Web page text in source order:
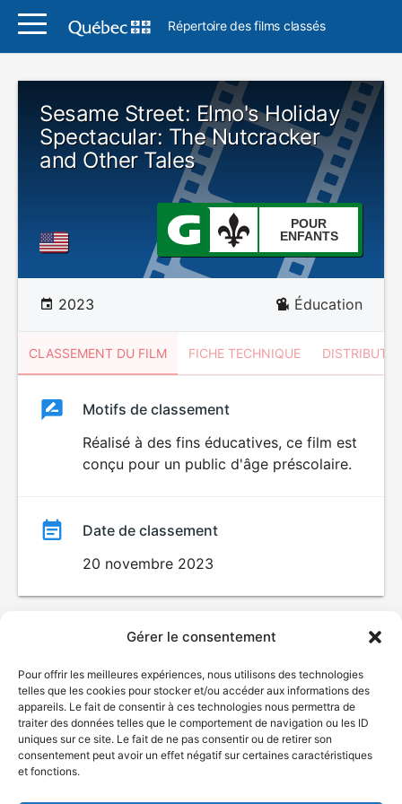
Gérer le consentement
Pour offrir les meilleures expériences, nous utilisons des technologies
telles que les cookies pour stocker et/ou accéder aux informations des
appareils. Le fait de consentir à ces technologies nous permettra de
traiter des données telles que le comportement de navigation ou les ID
uniques sur ce site. Le fait de ne pas consentir ou de retirer son
consentement peut avoir un effet négatif sur certaines caractéristiques
et fonctions.
Répertoire des films classés
Sesame Street: Elmo's Holiday
Spectacular: The Nutcracker
and Other Tales
POUR
ENFANTS
2023 Éducation
CLASSEMENT DU FILM FICHE TECHNIQUE
ClassementClassement
POUR
ENFANTS
Motifs de classement
Réalisé à des fins éducatives, ce film est
conçu pour un public d'âge préscolaire.
Date de classement
20 novembre 2023